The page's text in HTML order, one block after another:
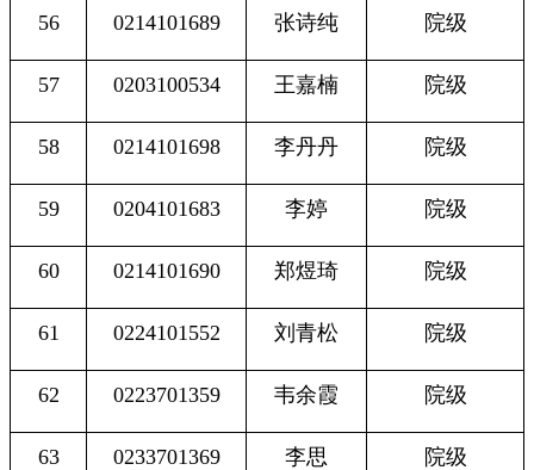
56 0214101689 张诗纯 院级
57 0203100534 王嘉楠 院级
58 0214101698 李丹丹 院级
59 0204101683 李婷 院级
60 0214101690 郑煜琦 院级
61 0224101552 刘青松 院级
62 0223701359 韦余霞 院级
63 0233701369 李思 院级